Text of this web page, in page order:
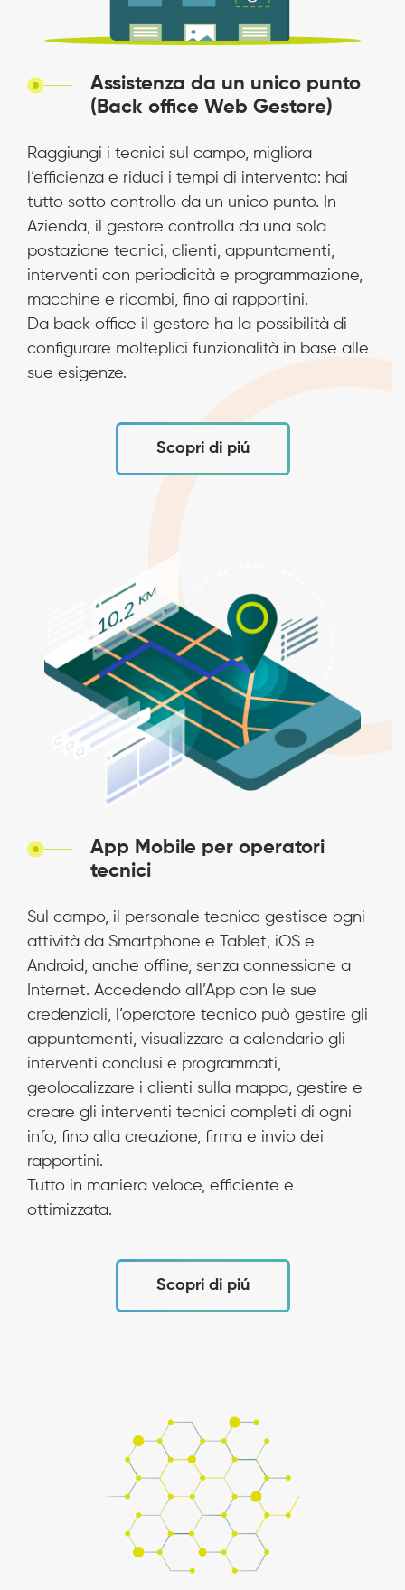
Assistenza da un unico punto
(Back office Web Gestore)
Raggiungi i tecnici sul campo, migliora
l’efficienza e riduci i tempi di intervento: hai
tutto sotto controllo da un unico punto. In
Azienda, il gestore controlla da una sola
postazione tecnici, clienti, appuntamenti,
interventi con periodicità e programmazione,
macchine e ricambi, fino ai rapportini.
Da back office il gestore ha la possibilità di
configurare molteplici funzionalità in base alle
sue esigenze.
Scopri di piú
App Mobile per operatori
tecnici
Sul campo, il personale tecnico gestisce ogni
attività da Smartphone e Tablet, iOS e
Android, anche offline, senza connessione a
Internet. Accedendo all’App con le sue
credenziali, l’operatore tecnico può gestire gli
appuntamenti, visualizzare a calendario gli
interventi conclusi e programmati,
geolocalizzare i clienti sulla mappa, gestire e
creare gli interventi tecnici completi di ogni
info, fino alla creazione, firma e invio dei
rapportini.
Tutto in maniera veloce, efficiente e
ottimizzata.
Scopri di piú